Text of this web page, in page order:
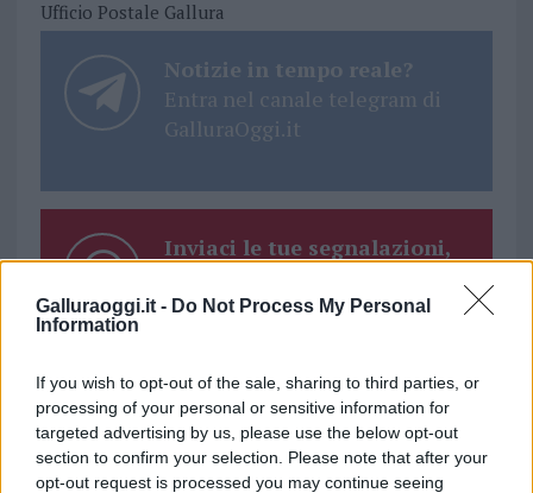
Galluraoggi.it - Do Not Process My Personal
Information
If you wish to opt-out of the sale, sharing to third parties, or
processing of your personal or sensitive information for
targeted advertising by us, please use the below opt-out
section to confirm your selection. Please note that after your
opt-out request is processed you may continue seeing
Ufficio Postale Gallura
Notizie in tempo reale?
Entra nel canale telegram di
GalluraOggi.it
Inviaci le tue segnalazioni,
Su WhatsApp al numero +39
Ricevi le nostre ultime news